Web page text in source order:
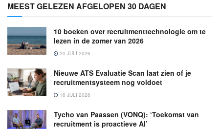
MEEST GELEZEN AFGELOPEN 30 DAGEN
10 boeken over recruitmenttechnologie om te
lezen in de zomer van 2026
20 JULI 2026
Nieuwe ATS Evaluatie Scan laat zien of je
recruitmentsysteem nog voldoet
16 JULI 2026
Tycho van Paassen (VONQ): ‘Toekomst van
recruitment is proactieve AI’